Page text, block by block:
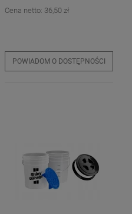
Cena netto: 36,50 zł
POWIADOM O DOSTĘPNOŚCI